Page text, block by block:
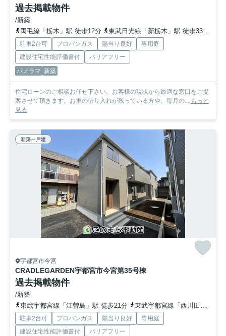
過去掲載物件
/新築
両毛線「栃木」駅 徒歩12分
東武日光線「新栃木」駅 徒歩33分
駐車2台可 プロパンガス 陽当り良好
専用庭
建設住宅性能評価書付
バリアフリー
パノラマ 新築
住宅ローンのご相談お任せ下さい。お客様の現状から最適な窓口をご提
案させて頂きます。お車の借り入れが残っている方や、毎月の... もっと
見る
新築一戸建
宇都宮市今宮
CRADLEGARDEN宇都宮市今宮第35号棟
過去掲載物件
/新築
東武宇都宮線「江曽島」駅 徒歩21分
東武宇都宮線「西川田」駅 徒歩22分
駐車2台可 プロパンガス 陽当り良好
専用庭
建設住宅性能評価書付
バリアフリー